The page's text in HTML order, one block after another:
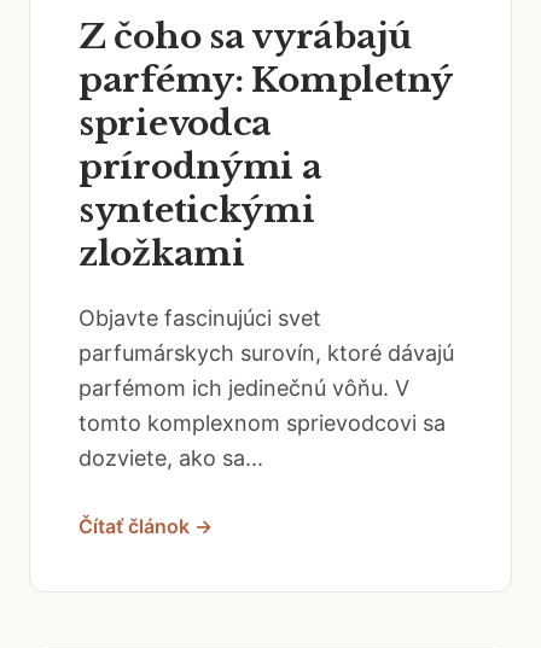
Z čoho sa vyrábajú
parfémy: Kompletný
sprievodca
prírodnými a
syntetickými
zložkami
Objavte fascinujúci svet
parfumárskych surovín, ktoré dávajú
parfémom ich jedinečnú vôňu. V
tomto komplexnom sprievodcovi sa
dozviete, ako sa...
Čítať článok →